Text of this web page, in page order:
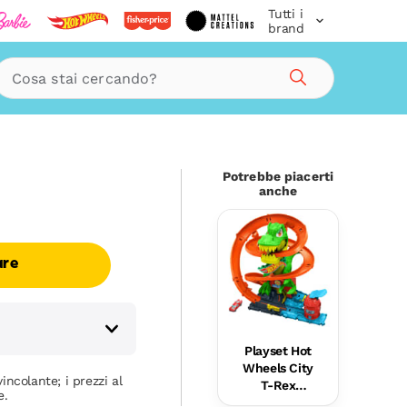
Tutti i
brand
Cerca
i prezzi al
Potrebbe piacerti
anche
Playset Hot
Wheels City
T-Rex
Battaglia